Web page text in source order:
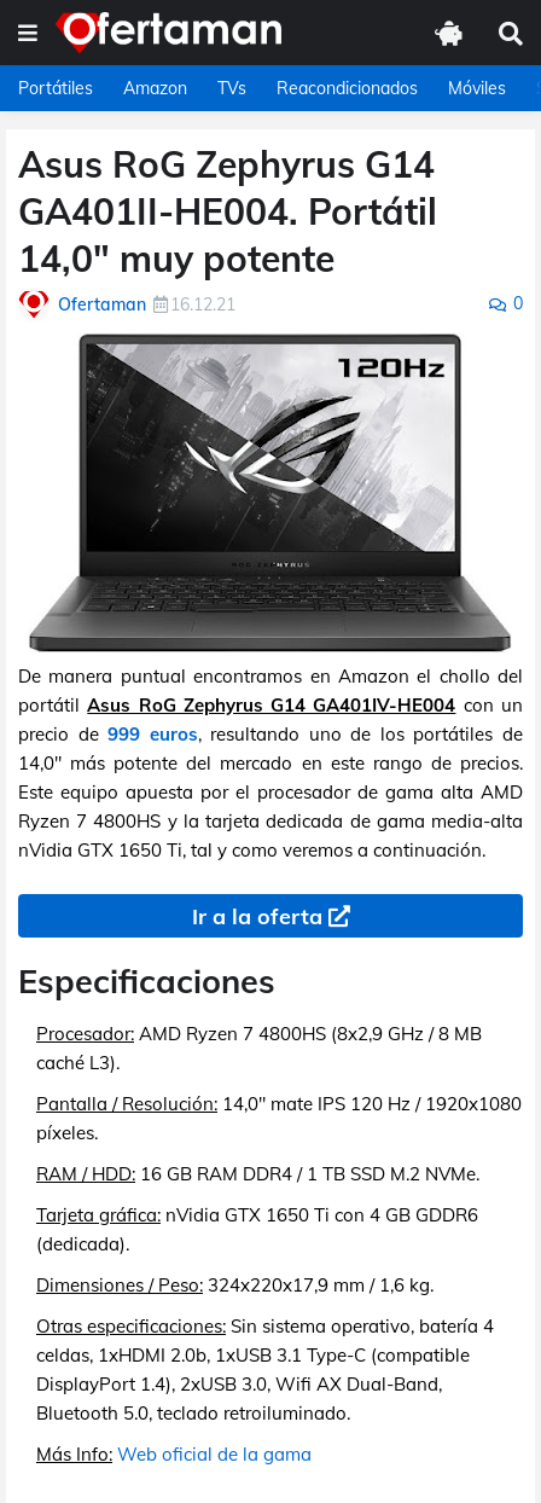
Portátiles Amazon TVs Reacondicionados Móviles
Asus RoG Zephyrus G14
GA401II-HE004. Portátil
14,0" muy potente
Ofertaman 16.12.21 0
De manera puntual encontramos en Amazon el chollo del
portátilAsus RoG Zephyrus G14 GA401IV-HE004 con un
precio de999 euros, resultando uno de los portátiles de
14,0" más potente del mercado en este rango de precios.
Este equipo apuesta por el procesador de gama alta AMD
Ryzen 7 4800HS y la tarjeta dedicada de gama media-alta
nVidia GTX 1650 Ti, tal y como veremos a continuación.
Ir a la oferta
Especificaciones
Procesador: AMD Ryzen 7 4800HS (8x2,9 GHz / 8 MB
caché L3).
Pantalla / Resolución: 14,0" mate IPS 120 Hz / 1920x1080
píxeles.
RAM / HDD: 16 GB RAM DDR4 / 1 TB SSD M.2 NVMe.
Tarjeta gráfica: nVidia GTX 1650 Ti con 4 GB GDDR6
(dedicada).
Dimensiones / Peso: 324x220x17,9 mm / 1,6 kg.
Otras especificaciones: Sin sistema operativo, batería 4
celdas, 1xHDMI 2.0b, 1xUSB 3.1 Type-C (compatible
DisplayPort 1.4), 2xUSB 3.0, Wifi AX Dual-Band,
Bluetooth 5.0, teclado retroiluminado.
Más Info: Web oficial de la gama